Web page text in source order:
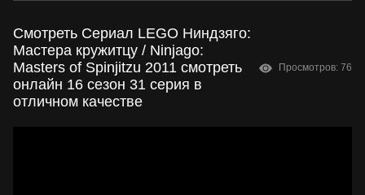
Смотреть Сериал LEGO Ниндзяго:
Мастера кружитцу / Ninjago:
Masters of Spinjitzu 2011 смотреть
онлайн 16 сезон 31 серия в
отличном качестве
Просмотров: 76